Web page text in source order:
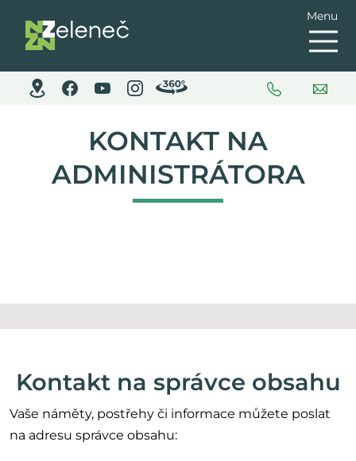
Menu
KONTAKT NA
ADMINISTRÁTORA
Kontakt na správce obsahu
Vaše náměty, postřehy či informace můžete poslat
na adresu správce obsahu: